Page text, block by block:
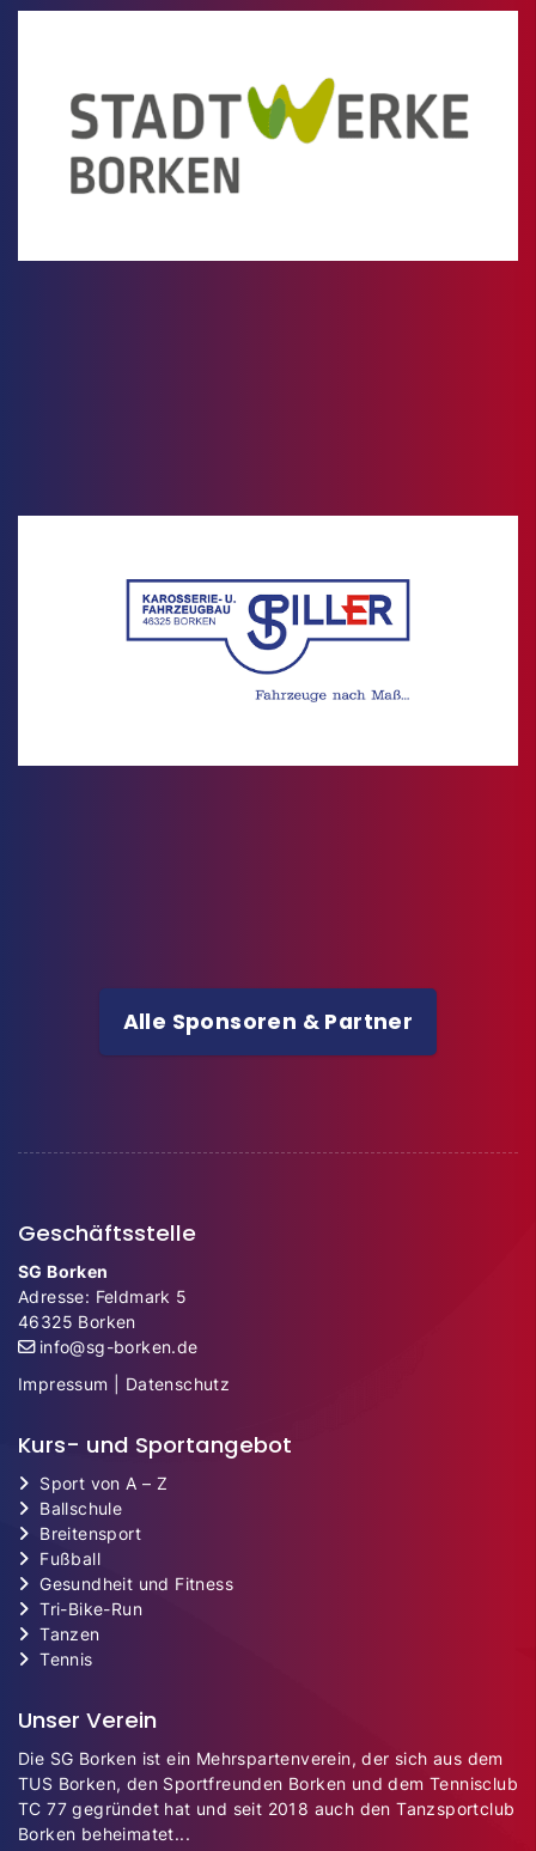
Alle Sponsoren & Partner
Geschäftsstelle
SG Borken
Adresse: Feldmark 5
46325 Borken
info@sg-borken.de
Impressum
Datenschutz
Kurs- und Sportangebot
Sport von A – Z
Ballschule
Breitensport
Fußball
Gesundheit und Fitness
Tri-Bike-Run
Tanzen
Tennis
Unser Verein
Die SG Borken ist ein Mehrspartenverein, der sich aus dem
TUS Borken, den Sportfreunden Borken und dem Tennisclub
TC 77 gegründet hat und seit 2018 auch den Tanzsportclub
Borken beheimatet...